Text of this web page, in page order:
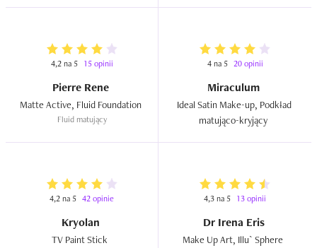
4,2 na 5 15 opinii
Pierre Rene
Fluid matujący
4 na 5 20 opinii
Miraculum
Ideal Satin Make-up, Podkład
4,2 na 5 42 opinie
Kryolan
4,3 na 5 13 opinii
Dr Irena Eris